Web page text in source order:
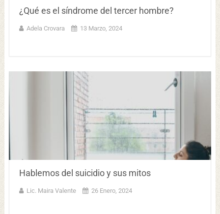
¿Qué es el síndrome del tercer hombre?
Adela Crovara 13 Marzo, 2024
Hablemos del suicidio y sus mitos
Lic. Maira Valente 26 Enero, 2024